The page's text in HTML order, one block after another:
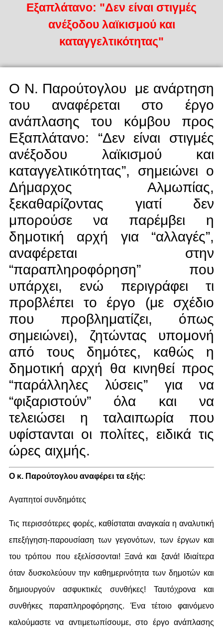
Εξαπλάτανο: "Δεν είναι στιγμές
ανέξοδου λαϊκισμού και
καταγγελτικότητας"
O N. Παρούτογλου με ανάρτηση
του αναφέρεται στο έργο
ανάπλασης του κόμβου προς
Εξαπλάτανο: “Δεν είναι στιγμές
ανέξοδου λαϊκισμού και
καταγγελτικότητας”, σημειώνει ο
Δήμαρχος Αλμωπίας,
ξεκαθαρίζοντας γιατί δεν
μπορούσε να παρέμβει η
δημοτική αρχή για “αλλαγές”,
αναφέρεται στην
“παραπληροφόρηση” που
υπάρχει, ενώ περιγράφει τι
προβλέπει το έργο (με σχέδιο
που προβληματίζει, όπως
σημειώνει), ζητώντας υπομονή
από τους δημότες, καθώς η
δημοτική αρχή θα κινηθεί προς
“παράλληλες λύσεις” για να
“φιξαριστούν” όλα και να
τελειώσει η ταλαιπωρία που
υφίστανται οι πολίτες, ειδικά τις
ώρες αιχμής.
Ο κ. Παρούτογλου αναφέρει τα εξής:
Αγαπητοί συνδημότες
Τις περισσότερες φορές, καθίσταται αναγκαία η αναλυτική
επεξήγηση-παρουσίαση των γεγονότων, των έργων και
του τρόπου που εξελίσσονται! Ξανά και ξανά! Ιδιαίτερα
όταν δυσκολεύουν την καθημερινότητα των δημοτών και
δημιουργούν ασφυκτικές συνθήκες! Ταυτόχρονα και
συνθήκες παραπληροφόρησης. Ένα τέτοιο φαινόμενο
καλούμαστε να αντιμετωπίσουμε, στο έργο ανάπλασης